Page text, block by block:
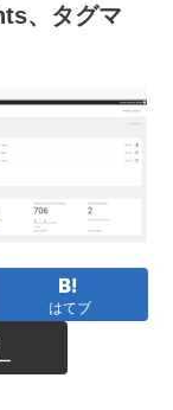
、タグマ
はてブ